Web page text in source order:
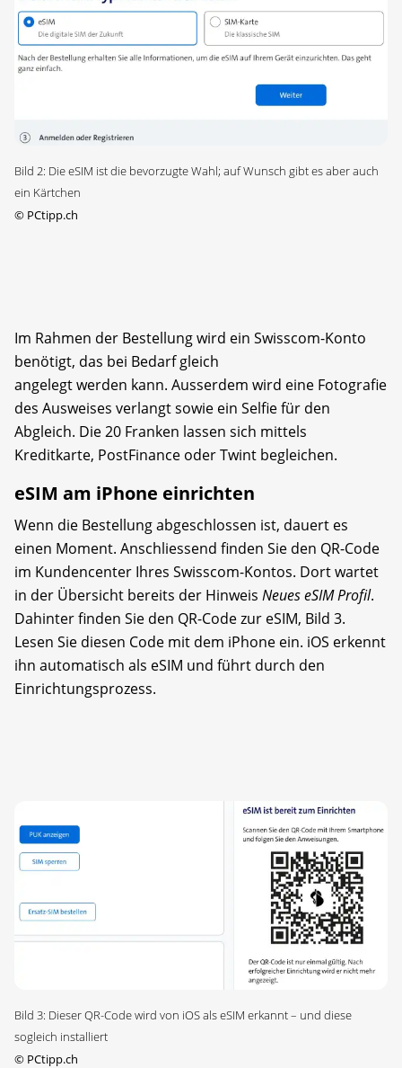
Bild 2: Die eSIM ist die bevorzugte Wahl; auf Wunsch gibt es aber auch
ein Kärtchen
© PCtipp.ch
Im Rahmen der Bestellung wird ein Swisscom-Konto
benötigt, das bei Bedarf gleich
angelegt werden kann. Ausserdem wird eine Fotografie
des Ausweises verlangt sowie ein Selfie für den
Abgleich. Die 20 Franken lassen sich mittels
Kreditkarte, PostFinance oder Twint begleichen.
eSIM am iPhone einrichten
Wenn die Bestellung abgeschlossen ist, dauert es
einen Moment. Anschliessend finden Sie den QR-Code
im Kundencenter Ihres Swisscom-Kontos. Dort wartet
in der Übersicht bereits der Hinweis Neues eSIM Profil.
Dahinter finden Sie den QR-Code zur eSIM, Bild 3.
Lesen Sie diesen Code mit dem iPhone ein. iOS erkennt
ihn automatisch als eSIM und führt durch den
Einrichtungsprozess.
Bild 3: Dieser QR-Code wird von iOS als eSIM erkannt – und diese
sogleich installiert
© PCtipp.ch